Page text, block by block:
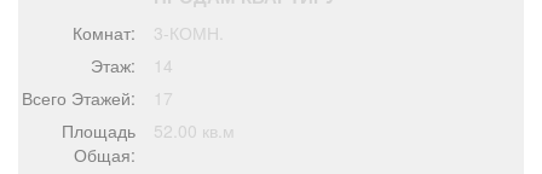
Обучение
Комнат:
3-КОМН.
Этаж:
14
Всего Этажей:
17
Площадь
Общая:
52.00 кв.м